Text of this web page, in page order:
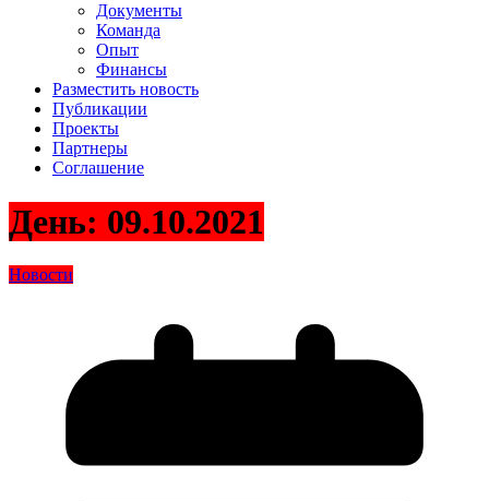
Документы
Команда
Опыт
Финансы
Разместить новость
Публикации
Проекты
Партнеры
Соглашение
День: 09.10.2021
Новости